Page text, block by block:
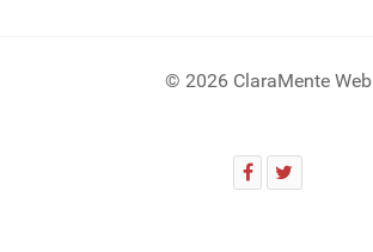
© 2026 ClaraMente Web